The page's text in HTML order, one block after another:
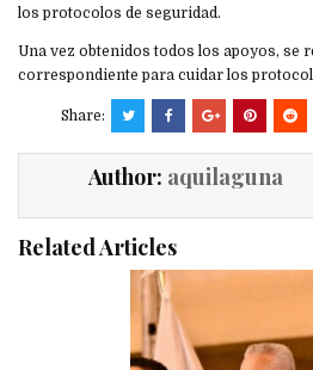
los protocolos de seguridad.
Una vez obtenidos todos los apoyos, se
correspondiente para cuidar los
Share:
Author: aquilaguna
Related Articles